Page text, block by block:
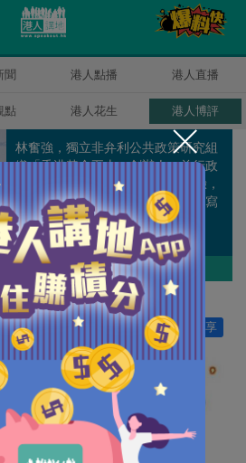
聞 港人點播 港人直播
點 港人花生 港人博評
林奮強，獨立非弁利公共政策研究組
織「香港黃金五十」創辦人，前行政
會議成員，近30年金融及管理經驗，
於《經濟日報》、《晴報》定期撰寫
專欄文章。
作者其他博評
帶走
分享
讚好 0